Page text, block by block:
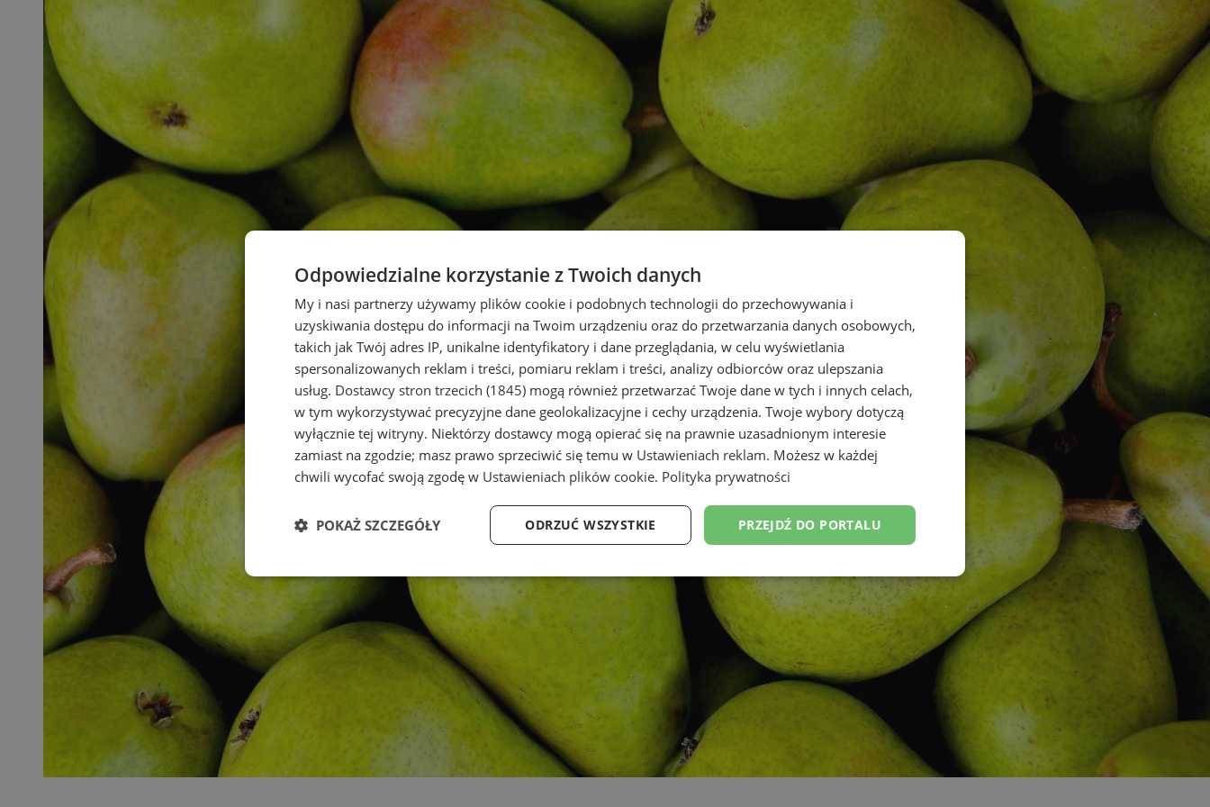
Odpowiedzialne korzystanie z Twoich danych
My i nasi partnerzy używamy plików cookie i podobnych technologii do przechowywania i
uzyskiwania dostępu do informacji na Twoim urządzeniu oraz do przetwarzania danych osobowych,
takich jak Twój adres IP, unikalne identyfikatory i dane przeglądania, w celu wyświetlania
spersonalizowanych reklam i treści, pomiaru reklam i treści, analizy odbiorców oraz ulepszania
usług. Dostawcy stron trzecich (1845) mogą również przetwarzać Twoje dane w tych i innych celach,
w tym wykorzystywać precyzyjne dane geolokalizacyjne i cechy urządzenia. Twoje wybory dotyczą
wyłącznie tej witryny. Niektórzy dostawcy mogą opierać się na prawnie uzasadnionym interesie
zamiast na zgodzie; masz prawo sprzeciwić się temu w Ustawieniach reklam. Możesz w każdej
chwili wycofać swoją zgodę w Ustawieniach plików cookie. Polityka prywatności
PRZEJDŹ DO PORTALU
ODRZUĆ WSZYSTKIE
POKAŻ SZCZEGÓŁY
Niezbędne Wydajność Targetowanie Funkcjonalność Niesklasyfikowane
Niezbędne Wydajność Targetowanie Funkcjonalność
Niezbędne pliki cookie umożliwiają korzystanie z podstawowych funkcji strony internetowej, takich jak logowanie użytkownika i
zarządzanie kontem. Bez niezbędnych plików cookie nie można prawidłowo korzystać ze strony internetowej.
Okres